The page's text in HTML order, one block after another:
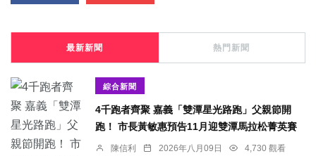
最新新聞 熱門新聞
綜合新聞
4千跑者齊聚 嘉義「雙潭星光路跑」父親節開
跑！ 市長黃敏惠預告11月迎雙潭馬拉松菁英賽
陳信利 2026年八月09日
4,730 觀看